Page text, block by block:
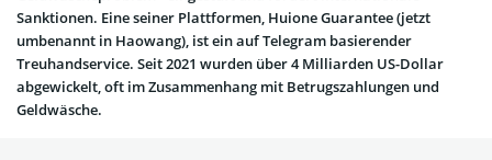
Sanktionen. Eine seiner Plattformen, Huione Guarantee (jetzt
umbenannt in Haowang), ist ein auf Telegram basierender
Treuhandservice. Seit 2021 wurden über 4 Milliarden US-Dollar
abgewickelt, oft im Zusammenhang mit Betrugszahlungen und
Geldwäsche.